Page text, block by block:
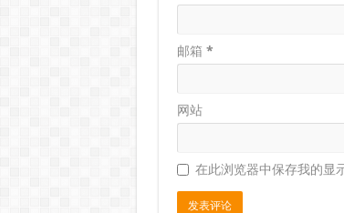
邮箱 *
网站
在此浏览器中保存我的显